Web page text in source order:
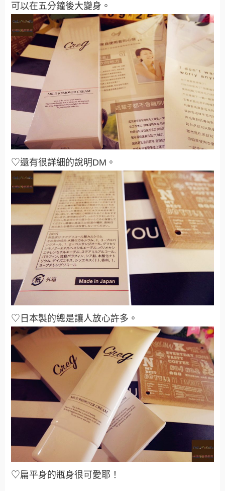
可以在五分鐘後大變身 。
♡還有很詳細的說明DM 。
♡日本製的總是讓人放心許多 。
♡扁平身的瓶身很可愛耶！